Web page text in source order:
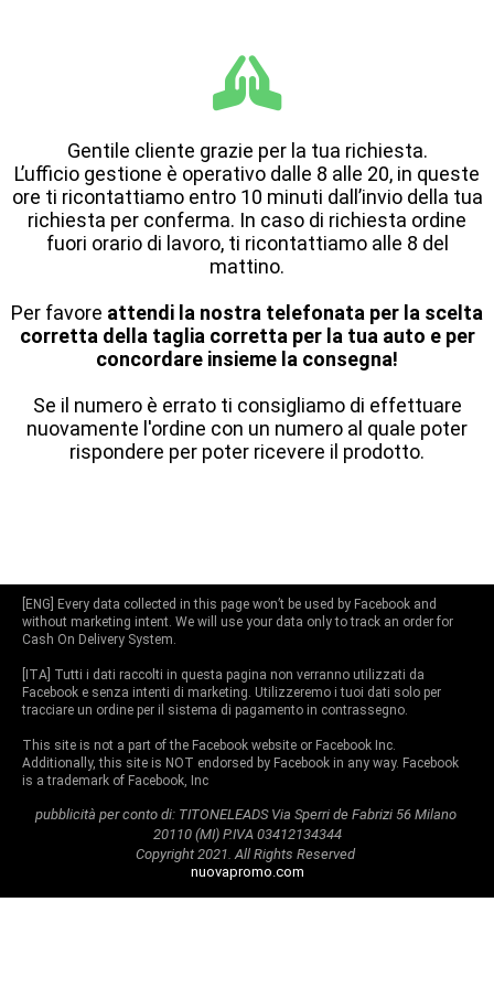
Gentile cliente grazie per la tua richiesta.
L’ufficio gestione è operativo dalle 8 alle 20, in queste
ore ti ricontattiamo entro 10 minuti dall’invio della tua
richiesta per conferma. In caso di richiesta ordine
fuori orario di lavoro, ti ricontattiamo alle 8 del
mattino.
Per favore attendi la nostra telefonata per la scelta
corretta della taglia corretta per la tua auto e per
concordare insieme la consegna!
Se il numero è errato ti consigliamo di effettuare
nuovamente l'ordine con un numero al quale poter
rispondere per poter ricevere il prodotto.
[ENG] Every data collected in this page won’t be used by Facebook and
without marketing intent. We will use your data only to track an order for
Cash On Delivery System.
[ITA] Tutti i dati raccolti in questa pagina non verranno utilizzati da
Facebook e senza intenti di marketing. Utilizzeremo i tuoi dati solo per
tracciare un ordine per il sistema di pagamento in contrassegno.
This site is not a part of the Facebook website or Facebook Inc.
Additionally, this site is NOT endorsed by Facebook in any way. Facebook
is a trademark of Facebook, Inc
pubblicità per conto di: TITONELEADS Via Sperri de Fabrizi 56 Milano
20110 (MI) P.IVA 03412134344
Copyright 2021. All Rights Reserved
nuovapromo.com